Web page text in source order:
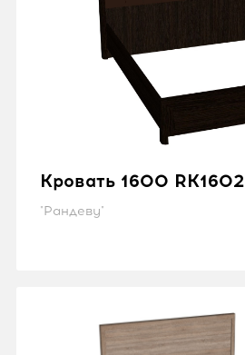
Кровать 1600 RK1602
"Рандеву"